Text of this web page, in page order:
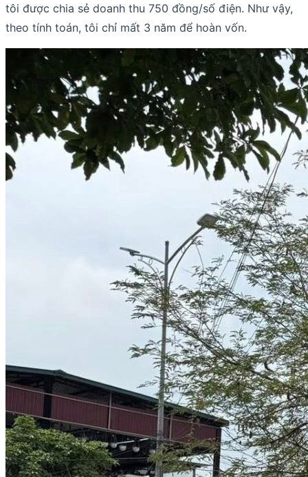
tôi được chia sẻ doanh thu 750 đồng/số điện. Như vậy,
theo tính toán, tôi chỉ mất 3 năm để hoàn vốn.